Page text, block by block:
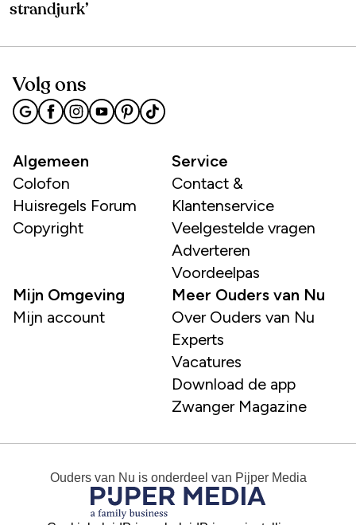
strandjurk’
Volg ons
Algemeen
Colofon
Huisregels Forum
Copyright
Service
Contact &
Klantenservice
Veelgestelde vragen
Adverteren
Voordeelpas
Mijn Omgeving
Mijn account
Meer Ouders van Nu
Over Ouders van Nu
Experts
Vacatures
Download de app
Zwanger Magazine
Ouders van Nu is onderdeel van Pijper Media